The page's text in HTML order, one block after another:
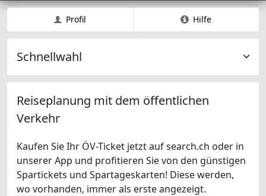
Profil Hilfe
Schnellwahl
Reiseplanung mit dem öffentlichen
Verkehr
Kaufen Sie Ihr ÖV-Ticket jetzt auf search.ch oder in
unserer App und profitieren Sie von den günstigen
Spartickets und Spartageskarten! Diese werden,
wo vorhanden, immer als erste angezeigt.